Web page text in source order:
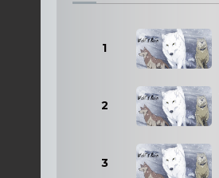
1
2
3